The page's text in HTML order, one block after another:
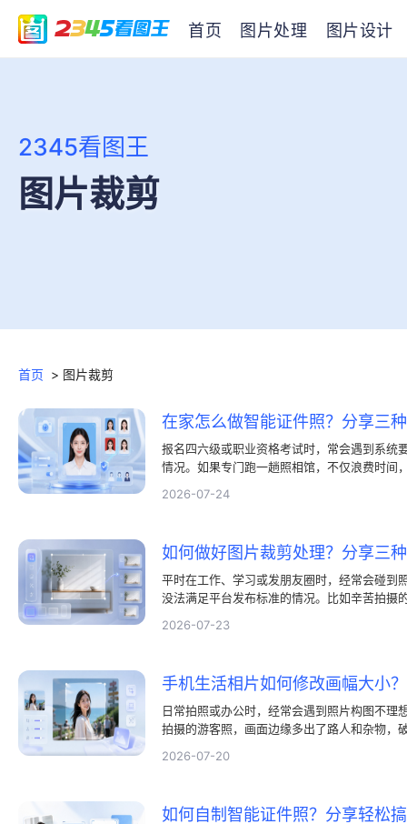
首页 图片处理 图片设计
2345看图王
图片裁剪
首页 > 图片裁剪
报名四六级或职业资格考试时，常会遇到系统
情况。如果专门跑一趟照相馆，不仅浪费时间
种实用的电子照处理方法，让你随时做出一张
2026-07-24
平时在工作、学习或发朋友圈时，经常会碰到
没法满足平台发布标准的情况。比如辛苦拍摄
理技巧就很实用了。其实，拯救一张废片不需
2026-07-23
日常拍照或办公时，经常会遇到照片构图不理
拍摄的游客照，画面边缘多出了路人和杂物，
实进行图片裁剪处理并不复杂，我们完全不需
2026-07-20